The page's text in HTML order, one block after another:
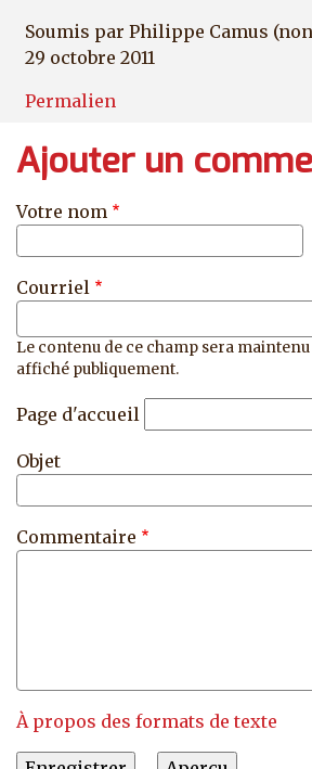
Soumis par Philippe Camus
29 octobre 2011
Permalien
Ajouter un
Votre nom
Courriel
Le contenu de ce champ sera
affiché publiquement.
Page d'accueil
Objet
Commentaire
À propos des formats de texte